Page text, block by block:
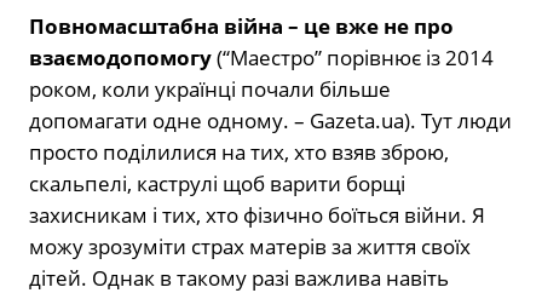
Повномасштабна війна – це вже не про
взаємодопомогу(“Маестро” порівнює із 2014
роком, коли українці почали більше
допомагати одне одному. – Gazeta.ua). Тут люди
просто поділилися на тих, хто взяв зброю,
скальпелі, каструлі щоб варити борщі
захисникам і тих, хто фізично боїться війни. Я
можу зрозуміти страх матерів за життя своїх
дітей. Однак в такому разі важлива навіть